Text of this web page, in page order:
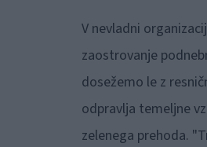
V nevladni
zaostrovanje
dosežemo le z
odpravlja temeljne
zelenega prehoda.